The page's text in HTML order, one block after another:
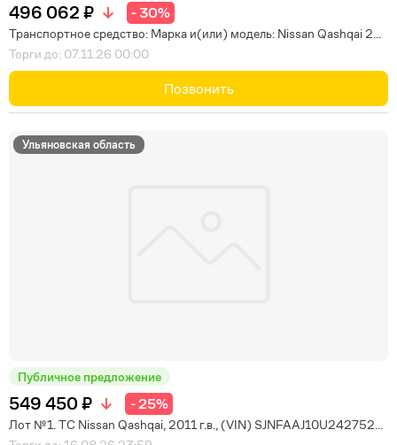
496 062 ₽ - 30%
Транспортное средство: Марка и(или) модель: Nissan Qashqai 2...
Торги до: 07.11.26 00:00
Позвонить
Ульяновская область
Публичное предложение
549 450 ₽ - 25%
Лот №1. ТС Nissan Qashqai, 2011 г.в., (VIN) SJNFAAJ10U242752...